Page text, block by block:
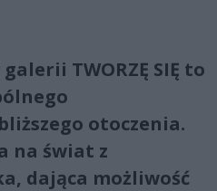
TWORZĘ SIĘ to
otoczenia.
na świat z
dająca możliwość